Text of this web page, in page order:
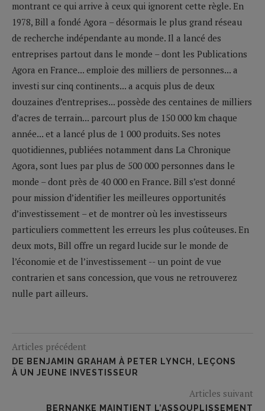
montrant ce qui arrive à ceux qui ignorent cette règle. En
1978, Bill a fondé Agora – désormais le plus grand réseau
de recherche indépendante au monde. Il a lancé des
entreprises partout dans le monde – dont les Publications
Agora en France... emploie des milliers de personnes... a
investi sur cinq continents... a acquis plus de deux
douzaines d’entreprises... possède des centaines de milliers
d’acres de terrain... parcourt plus de 150 000 km chaque
année... et a lancé plus de 1 000 produits. Ses notes
quotidiennes, publiées notamment dans La Chronique
Agora, sont lues par plus de 500 000 personnes dans le
monde – dont près de 40 000 en France. Bill s’est donné
pour mission d’identifier les meilleures opportunités
d’investissement – et de montrer où les investisseurs
particuliers commettent les erreurs les plus coûteuses. En
deux mots, Bill offre un regard lucide sur le monde de
l’économie et de l’investissement -- un point de vue
contrarien et sans concession, que vous ne retrouverez
nulle part ailleurs.
Articles précédent
DE BENJAMIN GRAHAM À PETER LYNCH, LEÇONS
À UN JEUNE INVESTISSEUR
Articles suivant
BERNANKE MAINTIENT L’ASSOUPLISSEMENT